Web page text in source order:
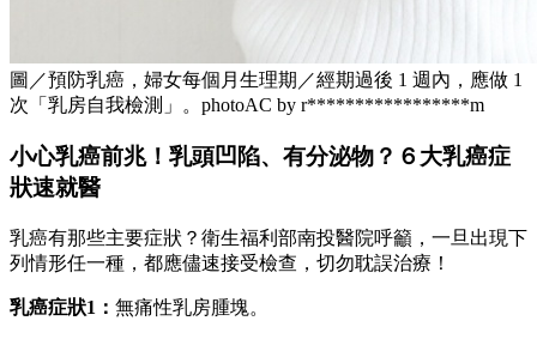
圖／預防乳癌，婦女每個月生理期／經期過後 1 週內，應做 1
次「乳房自我檢測」。photoAC by r*****************m
小心乳癌前兆！乳頭凹陷、有分泌物？６大乳癌症
狀速就醫
乳癌有那些主要症狀？衛生福利部南投醫院呼籲，一旦出現下
列情形任一種，都應儘速接受檢查，切勿耽誤治療！
乳癌症狀1： 無痛性乳房腫塊。